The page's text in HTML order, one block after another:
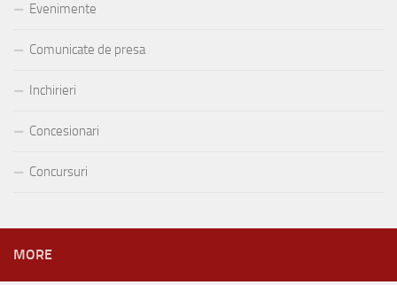
Evenimente
Comunicate de presa
Inchirieri
Concesionari
Concursuri
MORE